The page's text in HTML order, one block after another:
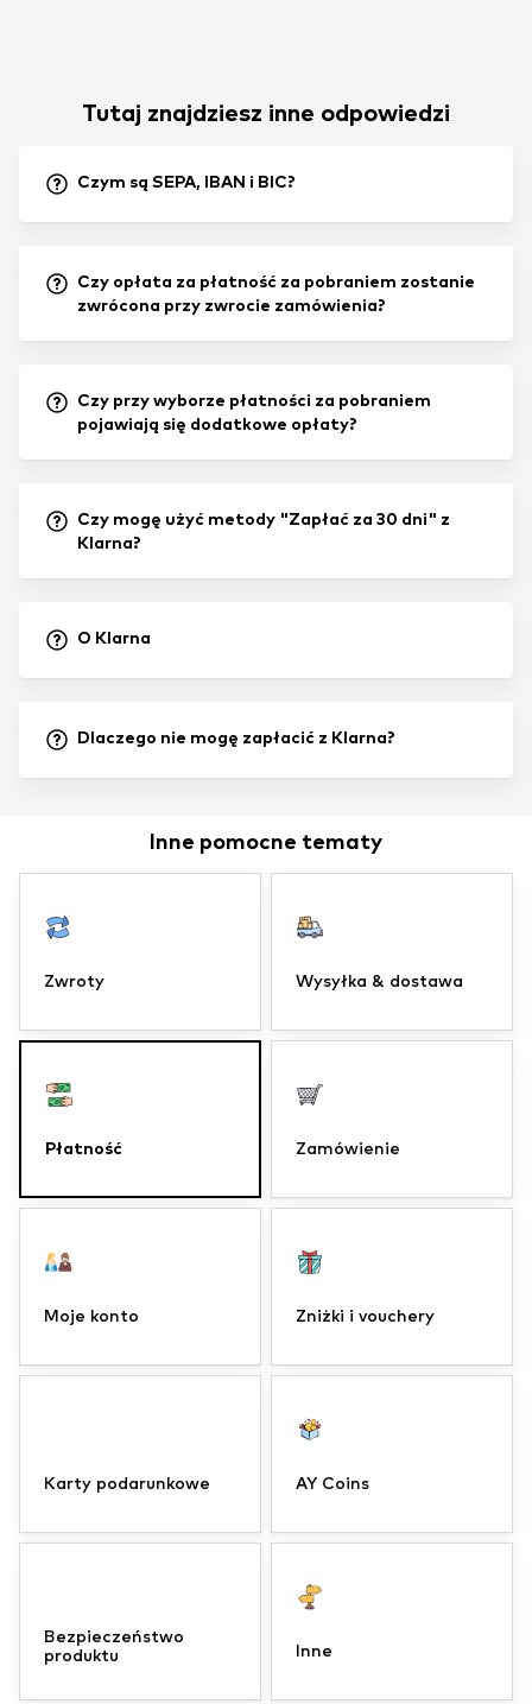
Inne pomocne tematy
Zwroty Wysyłka & dostawa
Płatność Zamówienie
Moje konto Zniżki i vouchery
Karty podarunkowe AY Coins
Bezpieczeństwo
produktu
Inne
Tutaj znajdziesz inne odpowiedzi
Czym są SEPA, IBAN i BIC?
Czy opłata za płatność za pobraniem zostanie
zwrócona przy zwrocie zamówienia?
Czy przy wyborze płatności za pobraniem
pojawiają się dodatkowe opłaty?
Czy mogę użyć metody "Zapłać za 30 dni" z
Klarna?
O Klarna
Dlaczego nie mogę zapłacić z Klarna?